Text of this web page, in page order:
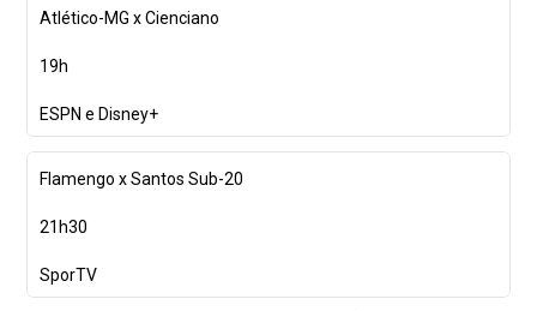
Atlético-MG x Cienciano
19h
ESPN e Disney+
Flamengo x Santos Sub-20
21h30
SporTV